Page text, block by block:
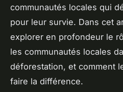
communautés locales qui
pour leur survie. Dans cet
explorer en profondeur le
les communautés locales
déforestation, et comment
faire la différence.